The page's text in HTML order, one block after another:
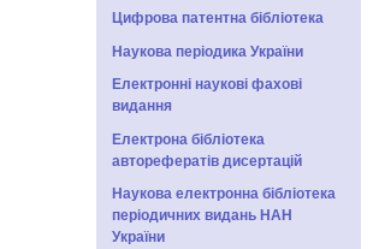
Цифрова патентна бібліотека
Наукова періодика України
Електронні наукові фахові
видання
Електрона бібліотека
авторефератів дисертацій
Наукова електронна бібліотека
періодичних видань НАН
України